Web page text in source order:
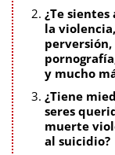
¿Te
la
y mucho
¿Tiene
seres
muerte
al suicidio?